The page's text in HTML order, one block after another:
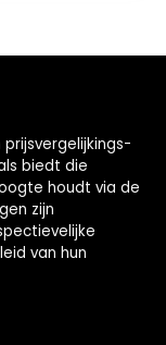
biedt die
houdt via de
zijn
van hun